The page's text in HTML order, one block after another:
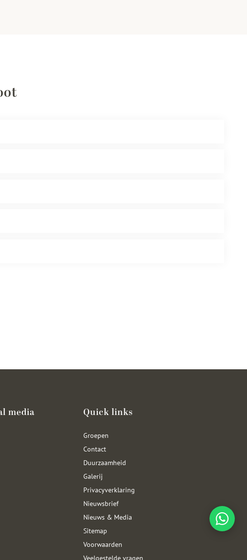
media Quick links
Groepen
Contact
Duurzaamheid
Galerij
Privacyverklaring
Nieuwsbrief
Nieuws & Media
Sitemap
Voorwaarden
Veelgestelde vragen